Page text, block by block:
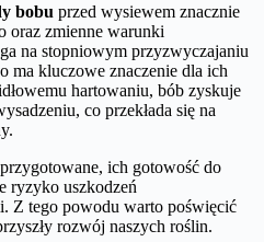
bobu przed wysiewem znacznie
oraz zmienne warunki
na stopniowym przyzwyczajaniu
ma kluczowe znaczenie dla ich
hartowaniu, bób zyskuje
co przekłada się na
ich gotowość do
ryzyko uszkodzeń
Z tego powodu warto poświęcić
rozwój naszych roślin.